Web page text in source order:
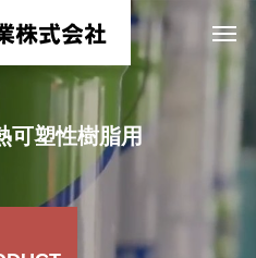
可塑性樹脂用